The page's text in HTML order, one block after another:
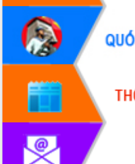
Đắk Lắk sơ kết 4 năm triển khai thực
hiện Đề án 06 của Chính phủ
Họp báo thông tin về Hội nghị Công bố
Quy hoạch và Xúc tiến đầu tư tỉnh Đắk
Khơi thông điểm nghẽn, đẩy nhanh
giải ngân vốn khắc phục thiên tai
HĐND tỉnh thông qua điều chỉnh Quy
hoạch tỉnh thời kỳ 2021-2030
Hội thảo góp ý hồ sơ điều chỉnh quy
hoạch tỉnh Đắk Lắk thời kỳ 2021-2030,
tầm nhìn đến năm 2050